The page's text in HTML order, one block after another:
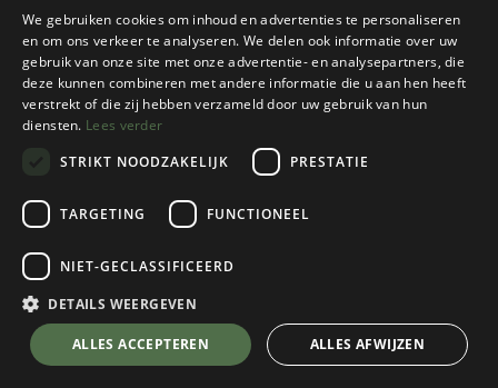
Cicerone
Torres Del Paine Trekking
€
26,95
💬 Stel je vraag over dit product via WhatsApp
We gebruiken cookies om inhoud en advertenties te personaliseren
en om ons verkeer te analyseren. We delen ook informatie over uw
gebruik van onze site met onze advertentie- en analysepartners, die
deze kunnen combineren met andere informatie die u aan hen heeft
verstrekt of die zij hebben verzameld door uw gebruik van hun
diensten. Lees verder
STRIKT NOODZAKELIJK
PRESTATIE
TARGETING FUNCTIONEEL
NIET-GECLASSIFICEERD
DETAILS WEERGEVEN
ALLES ACCEPTEREN ALLES AFWIJZEN